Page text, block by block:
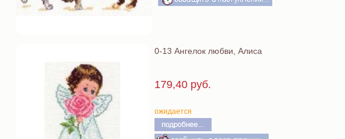
0-13 Ангелок любви, Алиса
179,40 руб.
ожидается